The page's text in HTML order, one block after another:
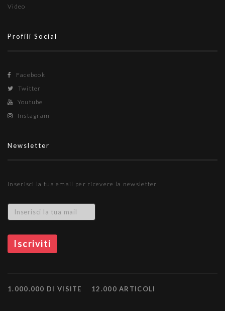
Video
Profili Social
Facebook
Twitter
Youtube
Instagram
Newsletter
Inserisci la tua email per ricevere la newsletter
1.000.000 DI VISITE 12.000 ARTICOLI